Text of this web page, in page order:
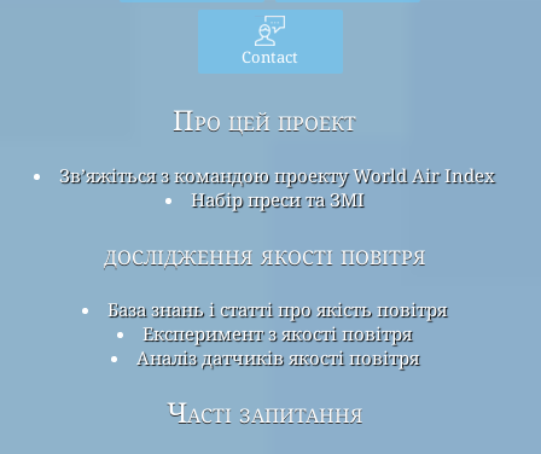
Contact
Про цей проект
Зв’яжіться з командою проекту World Air Index
Набір преси та ЗМІ
дослідження якості повітря
База знань і статті про якість повітря
Експеримент з якості повітря
Аналіз датчиків якості повітря
Часті запитання